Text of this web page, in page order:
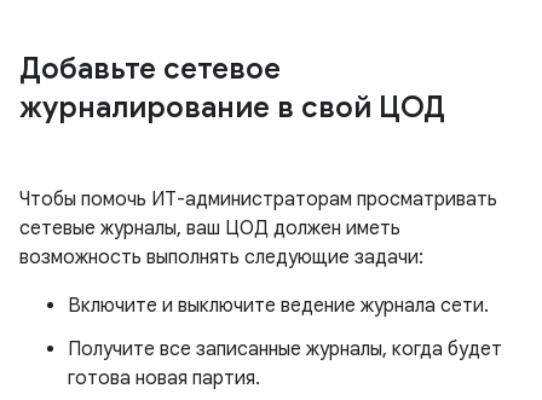
Добавьте сетевое
журналирование в свой ЦОД
Чтобы помочь ИТ-администраторам просматривать
сетевые журналы, ваш ЦОД должен иметь
возможность выполнять следующие задачи:
Включите и выключите ведение журнала сети.
Получите все записанные журналы, когда будет
готова новая партия.